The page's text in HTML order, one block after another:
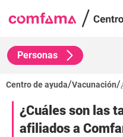
Personas
Centro de ayuda/Vacunación/
¿Cuáles son las
afiliados a